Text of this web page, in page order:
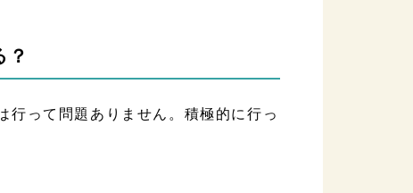
行って問題ありません。積極的に行っ